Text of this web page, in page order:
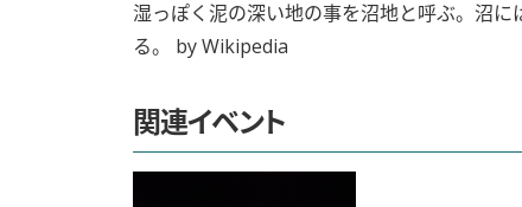
湿っぽく泥の深い地の事を沼地と呼ぶ。沼
る。 by Wikipedia
関連イベント